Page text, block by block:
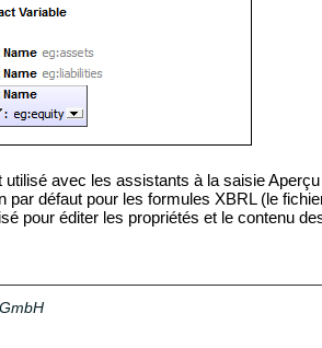
utilisé avec les assistants à la saisie
par défaut pour les formules XBRL (le
pour éditer les propriétés et le contenu